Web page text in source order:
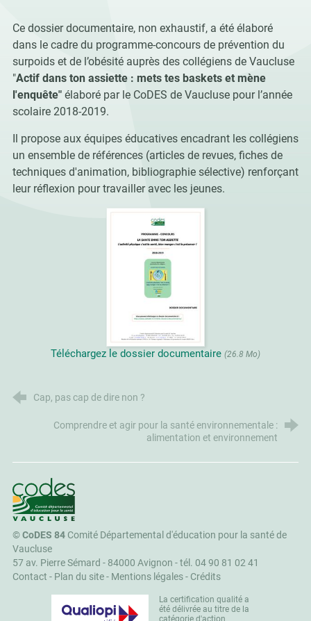
Ce dossier documentaire, non exhaustif, a été élaboré
dans le cadre du programme-concours de prévention du
surpoids et de l’obésité auprès des collégiens de Vaucluse
"Actif dans ton assiette : mets tes baskets et mène
l'enquête"élaboré par le CoDES de Vaucluse pour l’année
scolaire 2018-2019.
Il propose aux équipes éducatives encadrant les collégiens
un ensemble de références (articles de revues, fiches de
techniques d'animation, bibliographie sélective) renforçant
leur réflexion pour travailler avec les jeunes.
Téléchargez le dossier documentaire (26.8 Mo)
Cap, pas cap de dire non ?
Comprendre et agir pour la santé environnementale :
alimentation et environnement
CoDES 84
©CoDES 84Comité Départemental d'éducation pour la santé de
Vaucluse
57 av. Pierre Sémard - 84000 Avignon -tél. 04 90 81 02 41
Contact - Plan du site- Mentions légales- Crédits
La certification qualité a
été délivrée au titre de la
catégorie d'action